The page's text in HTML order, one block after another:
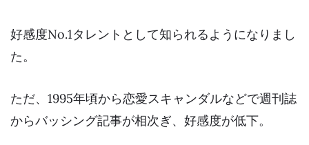
好感度No.1タレントとして知られるようになりまし
た。
ただ、1995年頃から恋愛スキャンダルなどで週刊誌
からバッシング記事が相次ぎ、好感度が低下。